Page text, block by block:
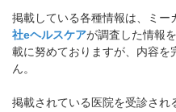
掲載している各種情報は、ミー
社eヘルスケアが調査した情報
載に努めておりますが、内容
ん。
掲載されている医院を受診され